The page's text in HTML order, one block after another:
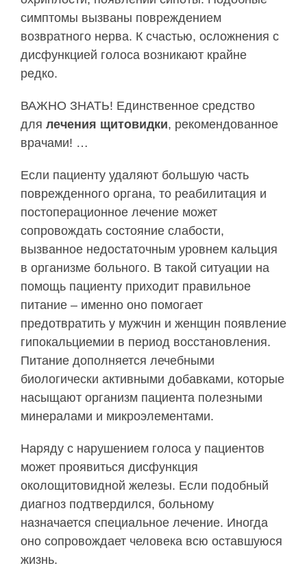
симптомы вызваны повреждением
возвратного нерва. К счастью, осложнения с
дисфункцией голоса возникают крайне
редко.
ВАЖНО ЗНАТЬ! Единственное средство
для лечения щитовидки, рекомендованное
врачами! …
Если пациенту удаляют большую часть
поврежденного органа, то реабилитация и
постоперационное лечение может
сопровождать состояние слабости,
вызванное недостаточным уровнем кальция
в организме больного. В такой ситуации на
помощь пациенту приходит правильное
питание – именно оно помогает
предотвратить у мужчин и женщин появление
гипокальциемии в период восстановления.
Питание дополняется лечебными
биологически активными добавками, которые
насыщают организм пациента полезными
минералами и микроэлементами.
Наряду с нарушением голоса у пациентов
может проявиться дисфункция
околощитовидной железы. Если подобный
диагноз подтвердился, больному
назначается специальное лечение. Иногда
оно сопровождает человека всю оставшуюся
жизнь.